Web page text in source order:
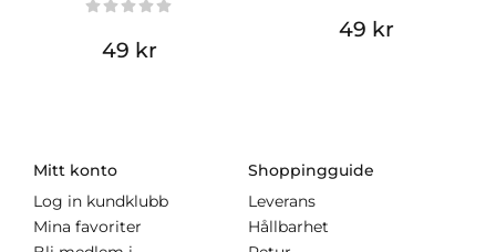
49 kr
49 kr
Mitt konto
Log in kundklubb
Mina favoriter
Shoppingguide
Leverans
Hållbarhet